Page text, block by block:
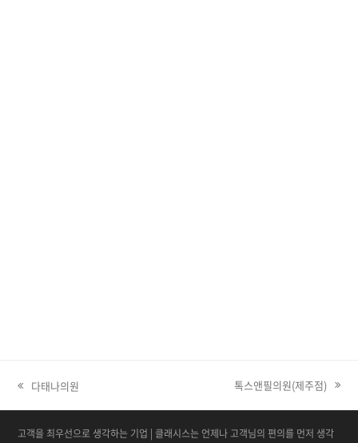
다태나의원 톡스앤필의원(제주점)
고객을 최우선으로 생각하는 기업 | 클래시스는 언제나 고객님의 편의를 먼저 생각